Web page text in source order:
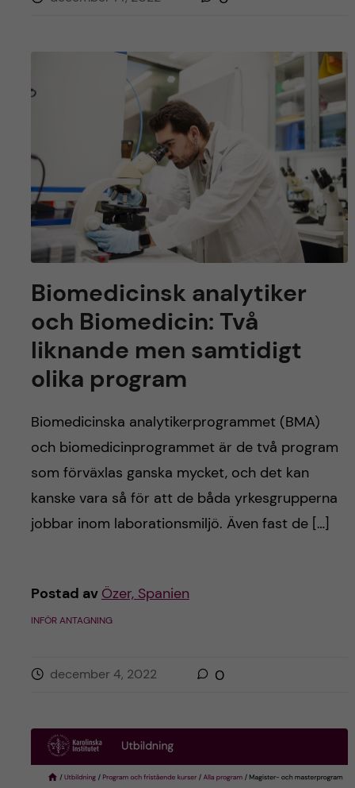
Biomedicinsk analytiker
och Biomedicin: Två
liknande men samtidigt
olika program
Biomedicinska analytikerprogrammet (BMA)
och biomedicinprogrammet är de två program
som förväxlas ganska mycket, och det kan
kanske vara så för att de båda yrkesgrupperna
jobbar inom laborationsmiljö. Även fast de […]
Postad av Özer, Spanien
INFÖR ANTAGNING
december 4, 2022 0